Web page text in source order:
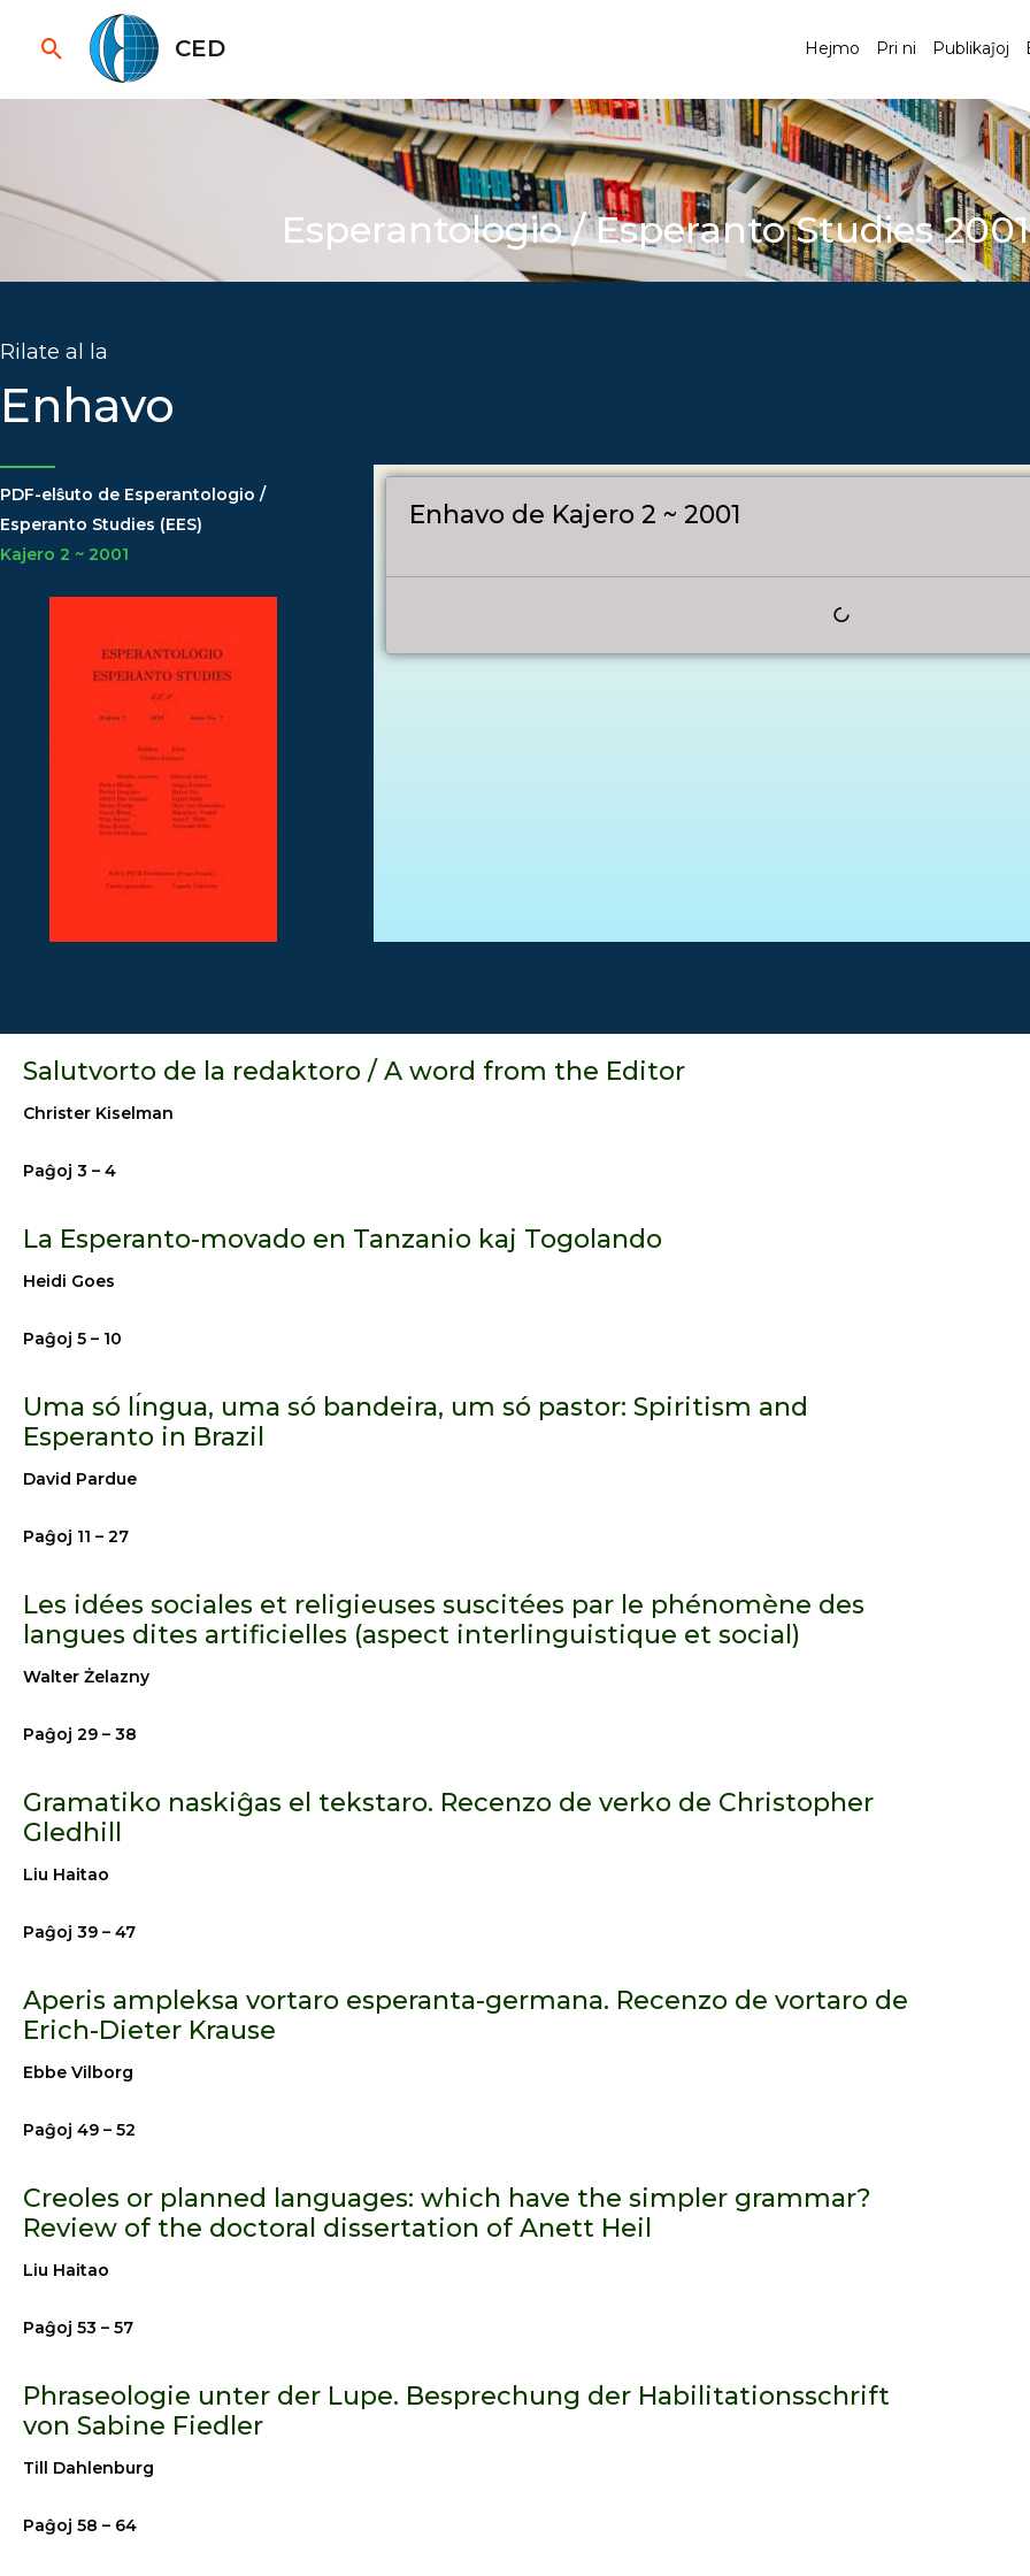
Search CED Hejmo Pri ni Publikaĵoj
Esperantologio / Esperanto Studies 2001
Rilate al la
Enhavo
PDF-elŝuto de Esperantologio /
Esperanto Studies (EES)
Kajero 2 ~ 2001
Enhavo de Kajero 2 ~ 2001
Salutvorto de la redaktoro / A word from the Editor
Christer Kiselman
Paĝoj 3 – 4
La Esperanto-movado en Tanzanio kaj Togolando
Heidi Goes
Paĝoj 5 – 10
Uma só lı́ngua, uma só bandeira, um só pastor: Spiritism and
Esperanto in Brazil
David Pardue
Paĝoj 11 – 27
Les idées sociales et religieuses suscitées par le phénomène des
langues dites artificielles (aspect interlinguistique et social)
Walter Żelazny
Paĝoj 29 – 38
Gramatiko naskiĝas el tekstaro. Recenzo de verko de Christopher
Gledhill
Liu Haitao
Paĝoj 39 – 47
Aperis ampleksa vortaro esperanta-germana. Recenzo de vortaro de
Erich-Dieter Krause
Ebbe Vilborg
Paĝoj 49 – 52
Creoles or planned languages: which have the simpler grammar?
Review of the doctoral dissertation of Anett Heil
Liu Haitao
Paĝoj 53 – 57
Phraseologie unter der Lupe. Besprechung der Habilitationsschrift
von Sabine Fiedler
Till Dahlenburg
Paĝoj 58 – 64